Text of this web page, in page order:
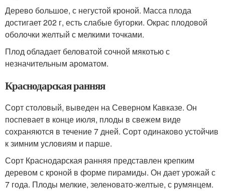
Дерево большое, с негустой кроной. Масса плода
достигает 202 г, есть слабые бугорки. Окрас плодовой
оболочки желтый с мелкими точками.
Плод обладает беловатой сочной мякотью с
незначительным ароматом.
Краснодарская ранняя
Сорт столовый, выведен на Северном Кавказе. Он
поспевает в конце июля, плоды в свежем виде
сохраняются в течение 7 дней. Сорт одинаково устойчив
к зимним условиям и парше.
Сорт Краснодарская ранняя представлен крепким
деревом с кроной в форме пирамиды. Он дает урожай с
7 года. Плоды мелкие, зеленовато-желтые, с румянцем.